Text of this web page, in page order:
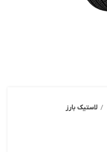
لاستیک بارز